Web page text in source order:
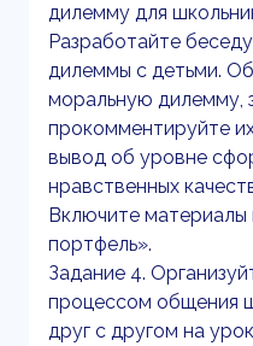
дилемму для
Разработайте
дилеммы с детьми.
моральную дилемму,
прокомментируйте
вывод об уровне
нравственных
Включите материалы
портфель».
Задание 4.
процессом общения
друг с другом на